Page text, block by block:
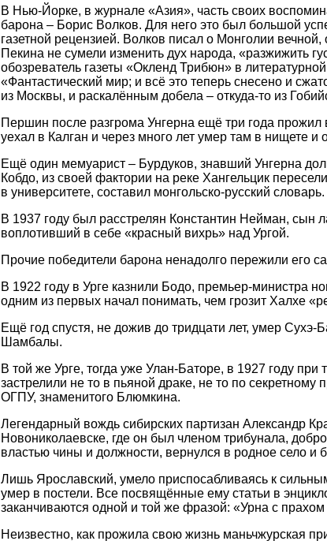
В Нью-Йорке, в журнале «Азия», часть своих
барона – Борис Волков. Для него это был большой
газетной рецензией. Волков писал о Монголии
Пекина не сумели изменить дух народа, «разжижить
обозреватель газеты «Окленд Трибюн» в
«Фантастический мир; и всё это теперь снесено и
из Москвы, и раскалённым добела – откуда-то из
Першин после разгрома Унгерна ещё три года прожил
уехал в Калган и через много лет умер там в нищете и
Ещё один мемуарист – Бурдуков, знавший Унгерна
Кобдо, из своей фактории на реке Хангельцик
в университете, составил монгольско-русский
В 1937 году был расстрелян Константин Нейман, сын
воплотивший в себе «красный вихрь» над Ургой.
Прочие победители барона ненадолго пережили его
В 1922 году в Урге казнили Бодо, премьер-министра
одним из первых начал понимать, чем грозит Халхе
Ещё год спустя, не дожив до тридцати лет, умер
Шамбалы.
В той же Урге, тогда уже Улан-Баторе, в 1927 году
застрелили не то в пьяной драке, не то по секретному
ОГПУ, знаменитого Блюмкина.
Легендарный вождь сибирских партизан Александр
Новониколаевске, где он был членом трибунала,
властью чины и должности, вернулся в родное село и
Лишь Ярославский, умело приспосабливаясь к
умер в постели. Все посвящённые ему статьи в
заканчиваются одной и той же фразой: «Урна с
Неизвестно, как прожила свою жизнь маньчжурская